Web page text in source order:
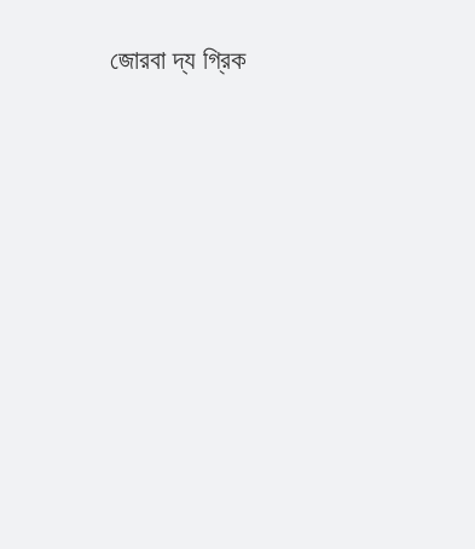
জোরবা দ্য গ্রিক